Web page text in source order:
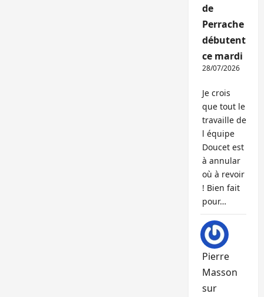
de
Perrache
débutent
ce mardi
28/07/2026
Je crois
que tout le
travaille de
l équipe
Doucet est
à annular
où à revoir
! Bien fait
pour…
Pierre
Masson
sur